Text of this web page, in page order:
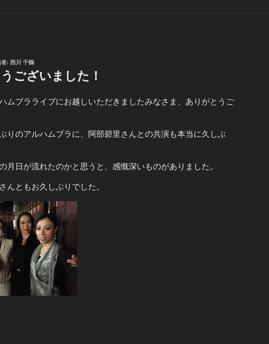
者: 西川 千鶴
ございました！
ムブラライブにお越しいただきましたみなさま、ありがとうご
りのアルハムブラに、阿部碧里さんとの共演も本当に久しぶ
月日が流れたのかと思うと、感慨深いものがありました。
んともお久しぶりでした。